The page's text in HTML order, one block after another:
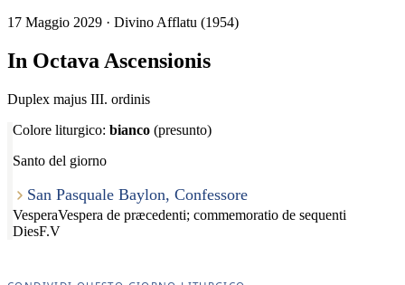
17 Maggio 2029 · Divino Afflatu (1954)
In Octava Ascensionis
Duplex majus III. ordinis
Colore liturgico: bianco (presunto)
Santo del giorno
San Pasquale Baylon, Confessore
VesperaVespera de præcedenti; commemoratio de sequenti
DiesF.V